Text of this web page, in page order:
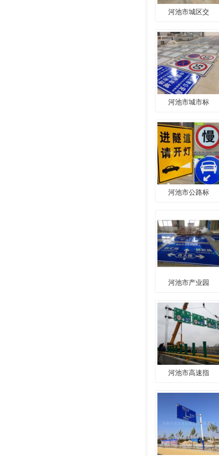
河池市城区交
河池市城市标
河池市公路标
河池市产业园
河池市高速指